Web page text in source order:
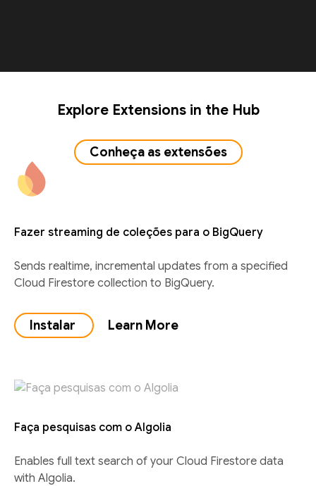
Explore Extensions in the Hub
Conheça as extensões
Fazer streaming de coleções para o BigQuery
Sends realtime, incremental updates from a specified
Cloud Firestore collection to BigQuery.
Instalar Learn More
Faça pesquisas com o Algolia
Enables full text search of your Cloud Firestore data
with Algolia.